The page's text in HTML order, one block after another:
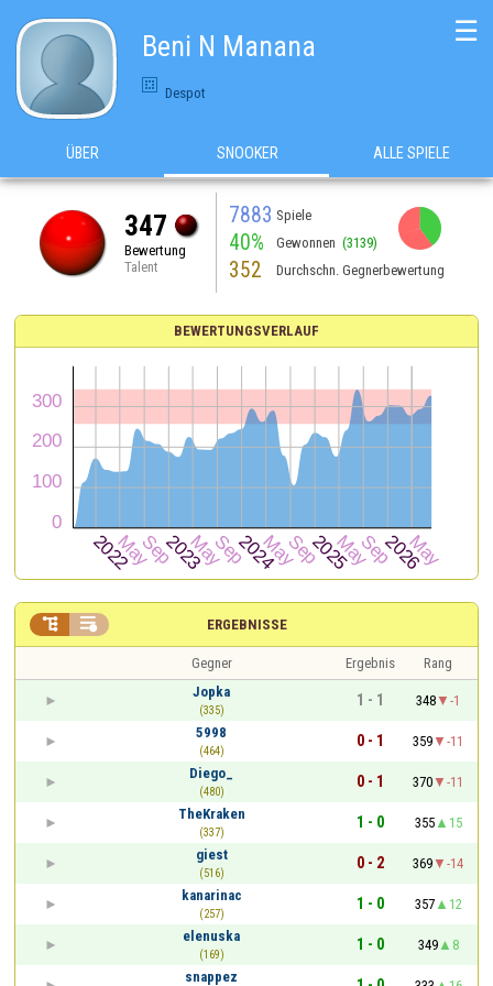
Beni N Manana
Despot
☰
ÜBER SNOOKER ALLE SPIELE
347
Bewertung
Talent
7883 Spiele
40% Gewonnen (3139)
352 Durchschn. Gegnerbewertung
BEWERTUNGSVERLAUF
ERGEBNISSE
 
Gegner Ergebnis
Rang
Jopka
(335)
1 - 1 348
-1
5998
(464)
0 - 1 359
-11
Diego_
(480)
0 - 1 370
-11
TheKraken
(337)
1 - 0 355
15
giest
(516)
0 - 2 369
-14
kanarinac
(257)
1 - 0 357
12
elenuska
(169)
1 - 0 349
8
snappez